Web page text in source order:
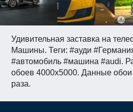
Удивительная заставка на
Машины. Теги: #ауди
#автомобиль #машина #audi.
обоев 4000x5000. Данные обои
раза.